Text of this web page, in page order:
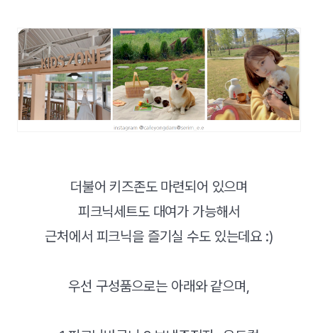
더불어 키즈존도 마련되어 있으며
피크닉세트도 대여가 가능해서
근처에서 피크닉을 즐기실 수도 있는데요 :)
우선 구성품으로는 아래와 같으며,